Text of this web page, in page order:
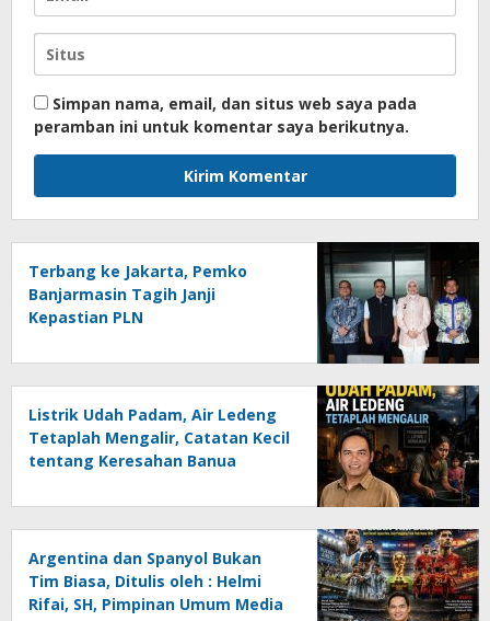
Simpan nama, email, dan situs web saya pada
peramban ini untuk komentar saya berikutnya.
Terbang ke Jakarta, Pemko
Banjarmasin Tagih Janji
Kepastian PLN
Listrik Udah Padam, Air Ledeng
Tetaplah Mengalir, Catatan Kecil
tentang Keresahan Banua
Ancaman Lingkungan, Oleh :
Helmi Rifai, SH
Argentina dan Spanyol Bukan
Tim Biasa, Ditulis oleh : Helmi
Rifai, SH, Pimpinan Umum Media